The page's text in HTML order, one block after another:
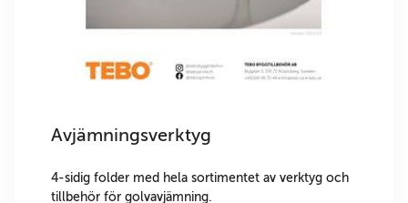
Avjämningsverktyg
4-sidig folder med hela sortimentet av verktyg och
tillbehör för golvavjämning.